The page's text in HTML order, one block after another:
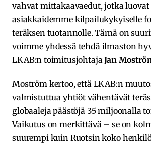
vahvat mittakaavaedut, jotka
asiakkaidemme kilpailukykyiselle
teräksen tuotannolle. Tämä on
voimme yhdessä tehdä ilmaston
LKAB:n toimitusjohtajaJan
Moström kertoo, että LKAB:n
valmistuttua yhtiöt vähentävät
globaaleja päästöjä 35 miljoonalla
Vaikutus on merkittävä – se on
suurempi kuin Ruotsin koko